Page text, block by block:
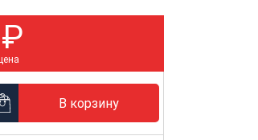
₽
В корзину